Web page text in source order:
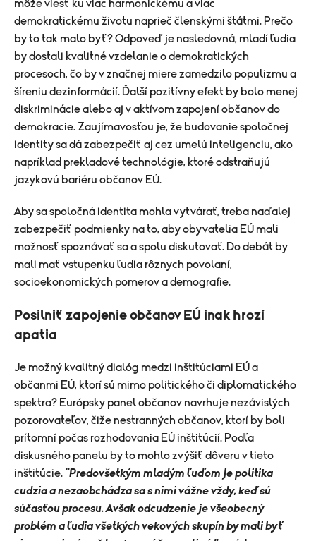
môže viesť ku viac harmonickému a viac
demokratickému životu naprieč členskými štátmi. Prečo
by to tak malo byť? Odpoveď je nasledovná, mladí ľudia
by dostali kvalitné vzdelanie o demokratických
procesoch, čo by v značnej miere zamedzilo populizmu a
šíreniu dezinformácií. Ďalší pozitívny efekt by bolo menej
diskriminácie alebo aj v aktívom zapojení občanov do
demokracie. Zaujímavosťou je, že budovanie spoločnej
identity sa dá zabezpečiť aj cez umelú inteligenciu, ako
napríklad prekladové technológie, ktoré odstraňujú
jazykovú bariéru občanov EÚ.
Aby sa spoločná identita mohla vytvárať, treba naďalej
zabezpečiť podmienky na to, aby obyvatelia EÚ mali
možnosť spoznávať sa a spolu diskutovať. Do debát by
mali mať vstupenku ľudia rôznych povolaní,
socioekonomických pomerov a demografie.
Posilniť zapojenie občanov EÚ inak hrozí
apatia
Je možný kvalitný dialóg medzi inštitúciami EÚ a
občanmi EÚ, ktorí sú mimo politického či diplomatického
spektra? Európsky panel občanov navrhuje nezávislých
pozorovateľov, čiže nestranných občanov, ktorí by boli
prítomní počas rozhodovania EÚ inštitúcií. Podľa
diskusného panelu by to mohlo zvýšiť dôveru v tieto
inštitúcie. "Predovšetkým mladým ľuďom je politika
cudzia a nezaobchádza sa s nimi vážne vždy, keď sú
súčasťou procesu. Avšak odcudzenie je všeobecný
problém a ľudia všetkých vekových skupín by mali byť